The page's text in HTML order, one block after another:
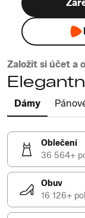
Založit si účet a
Dámy
Oblečení
36 564+
Obuv
16 126+